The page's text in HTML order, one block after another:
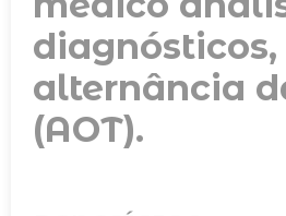
diagnósticos,
alternância
(AOT).